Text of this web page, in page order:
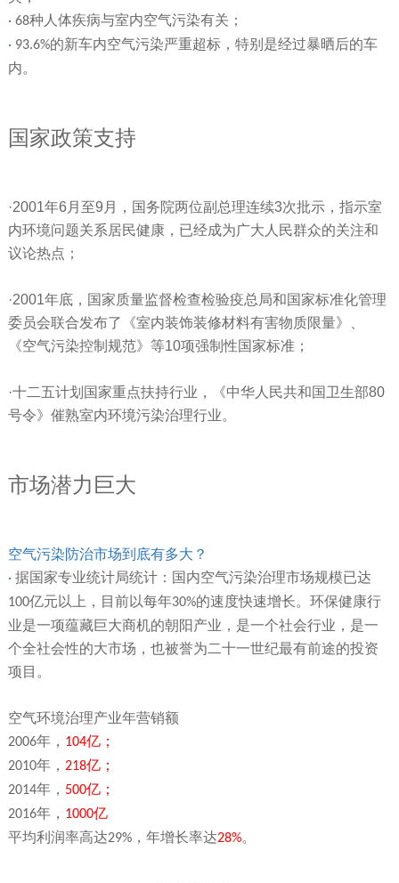
· 68种人体疾病与室内空气污染有关；
· 93.6%的新车内空气污染严重超标，特别是经过暴晒后的车
内。
国家政策支持
·2001年6月至9月，国务院两位副总理连续3次批示，指示室
内环境问题关系居民健康，已经成为广大人民群众的关注和
议论热点；
·2001年底，国家质量监督检查检验疫总局和国家标准化管理
委员会联合发布了《室内装饰装修材料有害物质限量》、
《空气污染控制规范》等10项强制性国家标准；
·十二五计划国家重点扶持行业，《中华人民共和国卫生部80
号令》催熟室内环境污染治理行业。
市场潜力巨大
空气污染防治市场到底有多大？
· 据国家专业统计局统计：国内空气污染治理市场规模已达
100亿元以上，目前以每年30%的速度快速增长。环保健康行
业是一项蕴藏巨大商机的朝阳产业，是一个社会行业，是一
个全社会性的大市场，也被誉为二十一世纪最有前途的投资
项目。
空气环境治理产业年营销额
2006年， 104亿；
2010年， 218亿；
2014年， 500亿；
2016年， 1000亿
平均利润率高达29%，年增长率达28%。